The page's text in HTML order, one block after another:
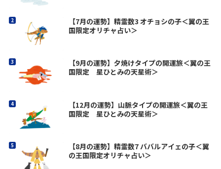
【7月の運勢】精霊数3 オチョシの子＜翼の王
国限定オリチャ占い＞
【9月の運勢】夕焼けタイプの開運旅＜翼の王
国限定 星ひとみの天星術＞
【12月の運勢】山脈タイプの開運旅＜翼の王
国限定 星ひとみの天星術＞
【8月の運勢】精霊数7 ババルアイェの子＜翼
の王国限定オリチャ占い＞